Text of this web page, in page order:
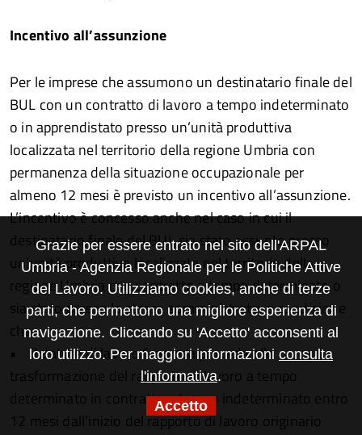
Incentivo all’assunzione
Per le imprese che assumono un destinatario finale del
BUL con un contratto di lavoro a tempo indeterminato
o in apprendistato presso un’unità produttiva
localizzata nel territorio della regione Umbria con
permanenza della situazione occupazionale per
almeno 12 mesi è previsto un incentivo all’assunzione.
L’incentivo è concesso anche nel caso in cui il
destinatario finale del BUL sia stato assunto presso
un’unità produttiva localizzata nel territorio della
regione Umbria con contratto a tempo determinato o
sia stato presso la stessa somministrato, a condizione
che:
• il datore di lavoro/impresa proceda alla
trasformazione del rapporto di lavoro a tempo
determinato in contratto a tempo indeterminato entro
12 mesi dall’inizio del rapporto di lavoro originario
Grazie per essere entrato nel sito dell'ARPAL
Umbria - Agenzia Regionale per le Politiche Attive
del Lavoro. Utilizziamo cookies, anche di terze
parti, che permettono una migliore esperienza di
navigazione. Cliccando su 'Accetto' acconsenti al
loro utilizzo. Per maggiori informazioni consulta
l'informativa.
Accetto